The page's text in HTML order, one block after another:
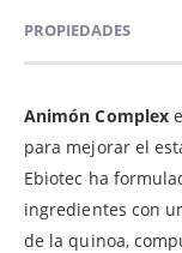
PROPIEDADES
Animón Complex
para mejorar el
Ebiotec ha
ingredientes con
de la quinoa,